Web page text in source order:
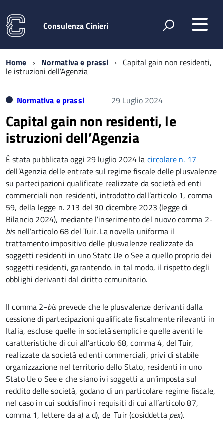
Consulenza Cinieri
Home Normativa e prassi Capital gain non residenti,
le istruzioni dell’Agenzia
Normativa e prassi 29 Luglio 2024
Capital gain non residenti, le
istruzioni dell’Agenzia
È stata pubblicata oggi 29 luglio 2024 la circolare n. 17
dell’Agenzia delle entrate sul regime fiscale delle plusvalenze
su partecipazioni qualificate realizzate da società ed enti
commerciali non residenti, introdotto dall’articolo 1, comma
59, della legge n. 213 del 30 dicembre 2023 (legge di
Bilancio 2024), mediante l’inserimento del nuovo comma 2-
bisnell’articolo 68 del Tuir. La novella uniforma il
trattamento impositivo delle plusvalenze realizzate da
soggetti residenti in uno Stato Ue o See a quello proprio dei
soggetti residenti, garantendo, in tal modo, il rispetto degli
obblighi derivanti dal diritto comunitario.
Il comma 2-bisprevede che le plusvalenze derivanti dalla
cessione di partecipazioni qualificate fiscalmente rilevanti in
Italia, escluse quelle in società semplici e quelle aventi le
caratteristiche di cui all’articolo 68, comma 4, del Tuir,
realizzate da società ed enti commerciali, privi di stabile
organizzazione nel territorio dello Stato, residenti in uno
Stato Ue o See e che siano ivi soggetti a un’imposta sul
reddito delle società, godano di un particolare regime fiscale,
nel caso in cui soddisfino i requisiti di cui all’articolo 87,
comma 1, lettere da a) a d), del Tuir (cosiddetta pex).